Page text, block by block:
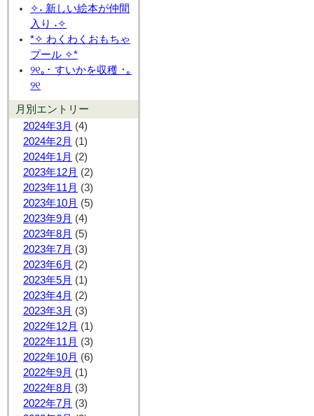
✧˖ 新しい絵本が仲間
入り ˖✧
*✧ わくわくおもちゃ
プール ✧*
୨୧｡･ すいかを収穫 ･｡
୨୧
月別エントリー
2024年3月 (4)
2024年2月 (1)
2024年1月 (2)
2023年12月 (2)
2023年11月 (3)
2023年10月 (5)
2023年9月 (4)
2023年8月 (5)
2023年7月 (3)
2023年6月 (2)
2023年5月 (1)
2023年4月 (2)
2023年3月 (3)
2022年12月 (1)
2022年11月 (3)
2022年10月 (6)
2022年9月 (1)
2022年8月 (3)
2022年7月 (3)